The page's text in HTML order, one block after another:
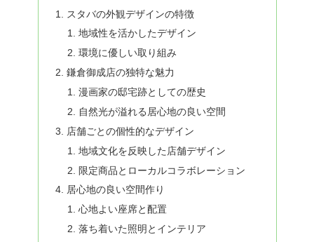
スタバの外観デザインの特徴
地域性を活かしたデザイン
環境に優しい取り組み
鎌倉御成店の独特な魅力
漫画家の邸宅跡としての歴史
自然光が溢れる居心地の良い空間
店舗ごとの個性的なデザイン
地域文化を反映した店舗デザイン
限定商品とローカルコラボレーション
居心地の良い空間作り
心地よい座席と配置
落ち着いた照明とインテリア